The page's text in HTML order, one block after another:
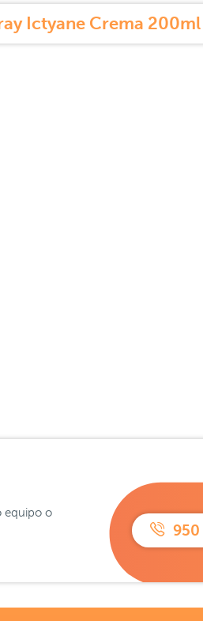
Ictyane Crema
equipo o
950